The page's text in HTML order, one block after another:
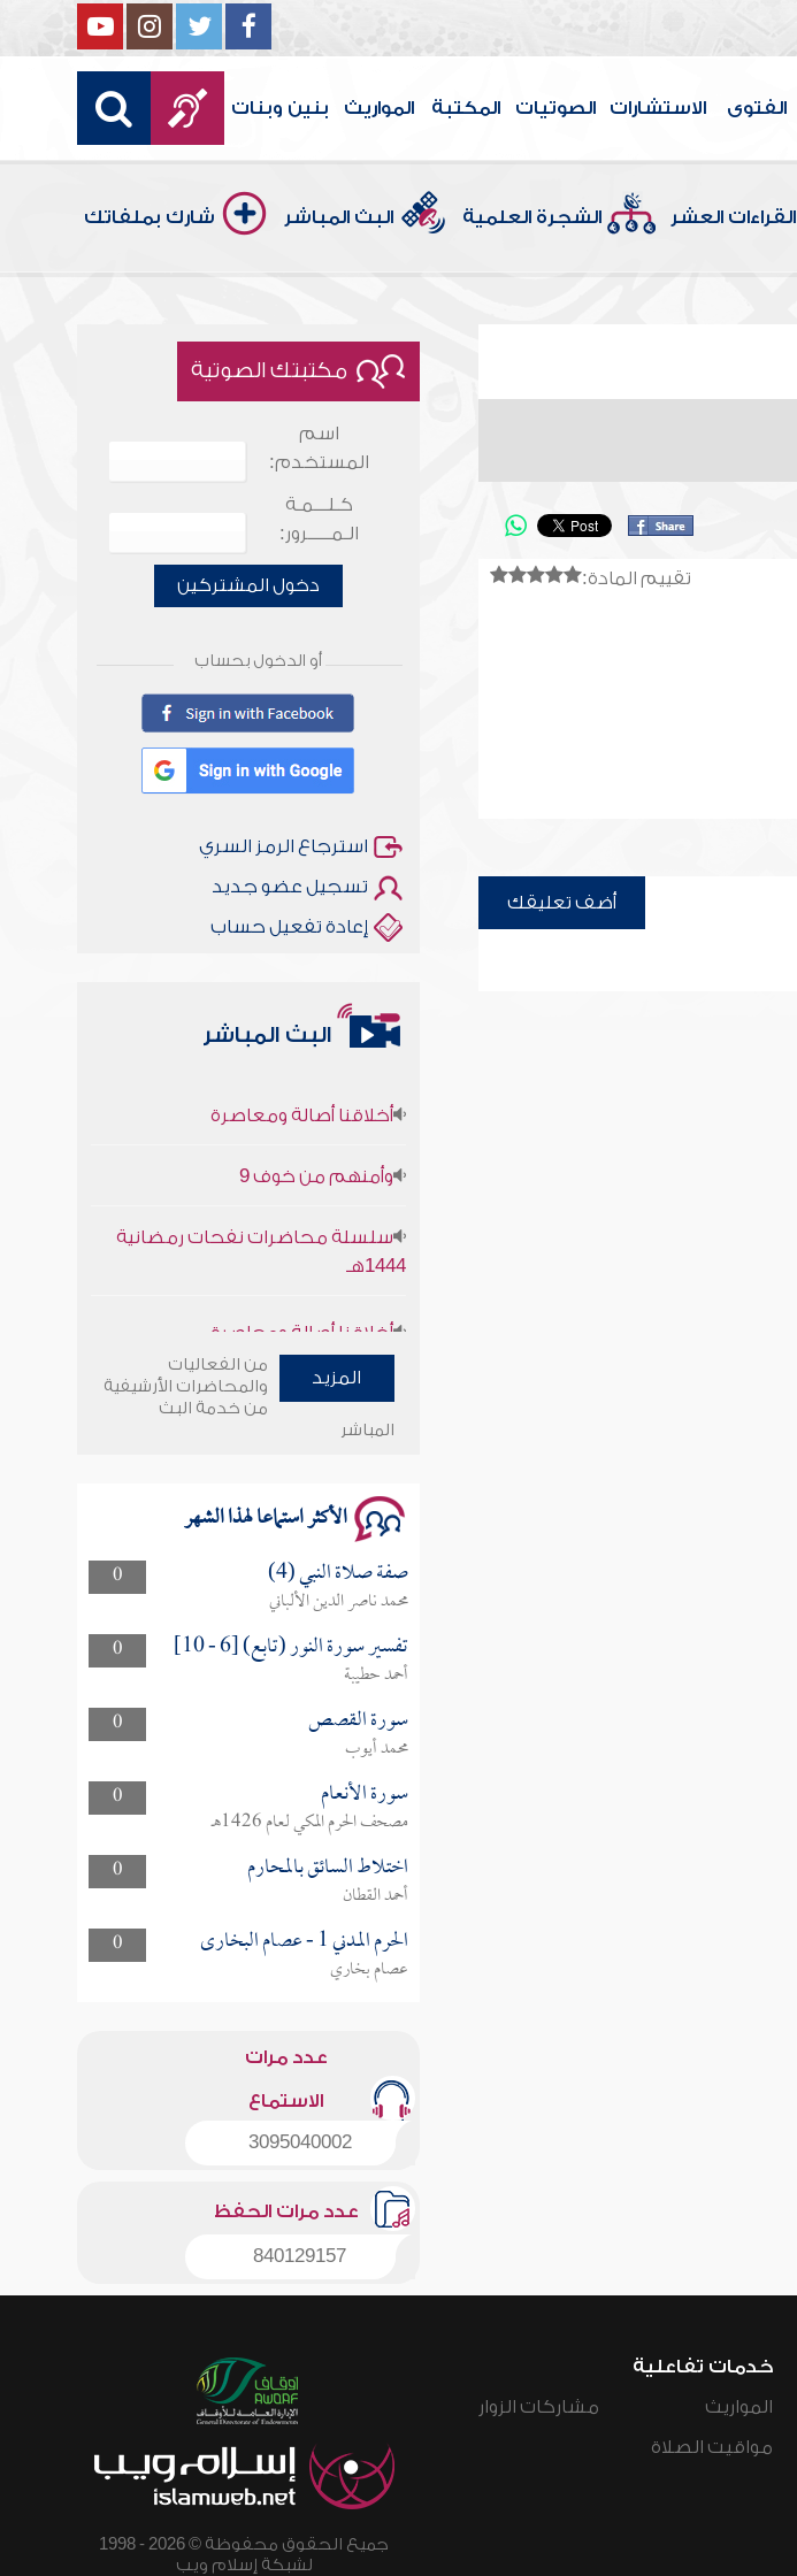
الفتوى الاستشارات الصوتيات المكتبة المواريث بنين وبنات
القراءات العشر الشجرة العلمية البث المباشر شارك بملفاتك
تقييم المادة:
أضف تعليقك
مكتبتك الصوتية
اسم
المستخدم:
كـلـــمـة
الـمـــــرور:
دخول المشتركين
أو الدخول بحساب
استرجاع الرمز السري
تسجيل عضو جديد
إعادة تفعيل حساب
البث المباشر
1444هـ
وأمنهم من خوف 9
سلسلة محاضرات نفحات رمضانية
المزيد
من الفعاليات
والمحاضرات الأرشيفية
من خدمة البث
المباشر
الأكثر استماعا لهذا الشهر
0 صفة صلاة النبي (4)
محمد ناصر الدين الألباني
0
تفسير سورة النور (تابع) [6 - 10]
أحمد حطيبة
0
سورة القصص
محمد أيوب
0
سورة الأنعام
مصحف الحرم المكي لعام 1426هـ
0
اختلاط السائق بالمحارم
أحمد القطان
0
الحرم المدني 1 - عصام البخارى
عصام بخاري
عدد مرات
الاستماع
3095040002
عدد مرات الحفظ
840129157
خدمات تفاعلية
المواريث
مواقيت الصلاة
مشاركات الزوار
جميع الحقوق محفوظة © 2026 - 1998
لشبكة إسلام ويب